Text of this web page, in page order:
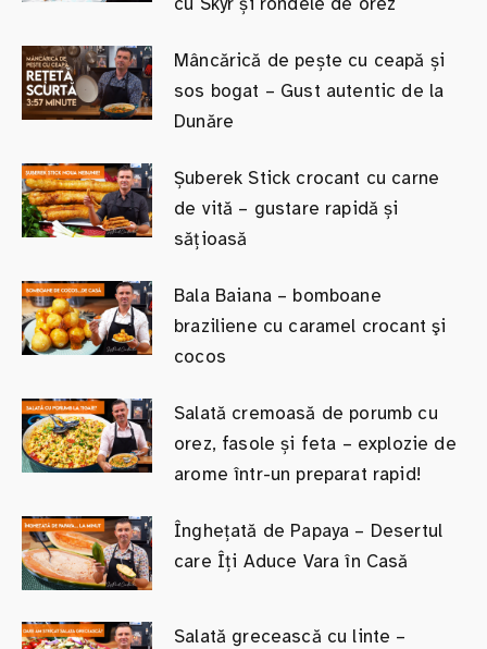
Mâncărică de pește cu ceapă și
sos bogat – Gust autentic de la
Dunăre
Șuberek Stick crocant cu carne
de vită – gustare rapidă și
sățioasă
Bala Baiana – bomboane
braziliene cu caramel crocant şi
cocos
Salată cremoasă de porumb cu
orez, fasole și feta – explozie de
arome într-un preparat rapid!
Înghețată de Papaya – Desertul
care Îți Aduce Vara în Casă
Salată grecească cu linte –